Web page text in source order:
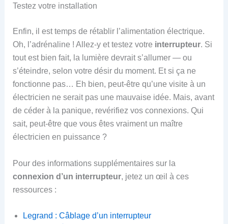
Testez votre installation
Enfin, il est temps de rétablir l’alimentation électrique.
Oh, l’adrénaline ! Allez-y et testez votre interrupteur. Si
tout est bien fait, la lumière devrait s’allumer — ou
s’éteindre, selon votre désir du moment. Et si ça ne
fonctionne pas… Eh bien, peut-être qu’une visite à un
électricien ne serait pas une mauvaise idée. Mais, avant
de céder à la panique, revérifiez vos connexions. Qui
sait, peut-être que vous êtes vraiment un maître
électricien en puissance ?
Pour des informations supplémentaires sur la
connexion d’un interrupteur, jetez un œil à ces
ressources :
Legrand : Câblage d’un interrupteur